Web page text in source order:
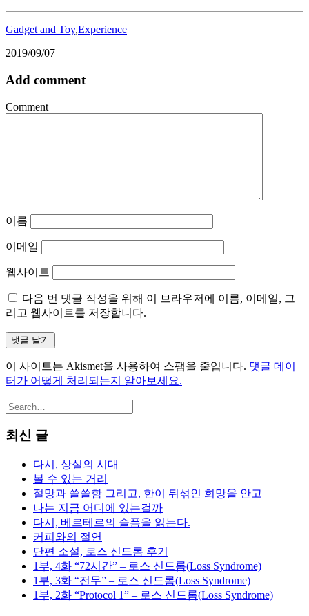
Gadget and Toy,Experience
2019/09/07
Add comment
Comment
이름
이메일
웹사이트
다음 번 댓글 작성을 위해 이 브라우저에 이름, 이메일, 그
리고 웹사이트를 저장합니다.
이 사이트는 Akismet을 사용하여 스팸을 줄입니다. 댓글 데이
터가 어떻게 처리되는지 알아보세요.
최신 글
다시, 상실의 시대
볼 수 있는 거리
절망과 쓸쓸함 그리고, 한이 뒤섞인 희망을 안고
나는 지금 어디에 있는걸까
다시, 베르테르의 슬픔을 읽는다.
커피와의 절연
단편 소설, 로스 신드롬 후기
1부, 4화 “72시간” – 로스 신드롬(Loss Syndrome)
1부, 3화 “전무” – 로스 신드롬(Loss Syndrome)
1부, 2화 “Protocol 1” – 로스 신드롬(Loss Syndrome)